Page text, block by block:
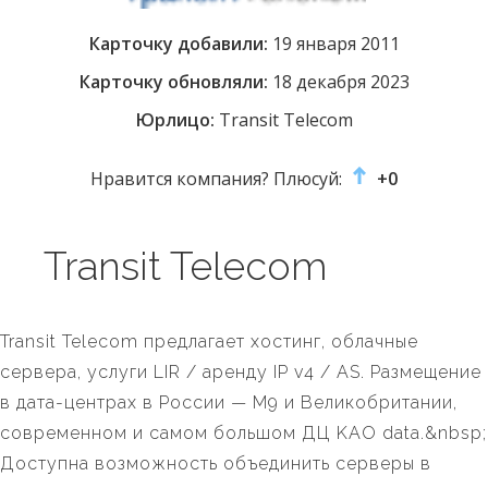
Карточку добавили: 19 января 2011
Карточку обновляли: 18 декабря 2023
Юрлицо: Transit Telecom
Нравится компания? Плюсуй: +0
Transit Telecom
Transit Telecom предлагает хостинг, облачные
сервера, услуги LIR / аренду IP v4 / AS. Размещение
в дата-центрах в России — М9 и Великобритании,
современном и самом большом ДЦ KAO data.&nbsp;
Доступна возможность объединить серверы в